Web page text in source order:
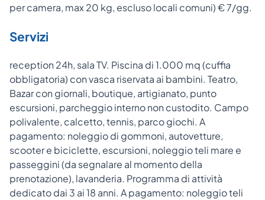
per camera, max 20 kg, escluso locali comuni) € 7/gg.
Servizi
reception 24h, sala TV. Piscina di 1.000 mq (cuffia
obbligatoria) con vasca riservata ai bambini. Teatro,
Bazar con giornali, boutique, artigianato, punto
escursioni, parcheggio interno non custodito. Campo
polivalente, calcetto, tennis, parco giochi. A
pagamento: noleggio di gommoni, autovetture,
scooter e biciclette, escursioni, noleggio teli mare e
passeggini (da segnalare al momento della
prenotazione), lavanderia. Programma di attività
dedicato dai 3 ai 18 anni. A pagamento: noleggio teli